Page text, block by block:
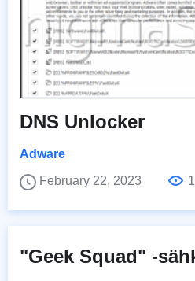
DNS Unlocker
Adware
February 22, 2023
"Geek Squad" -